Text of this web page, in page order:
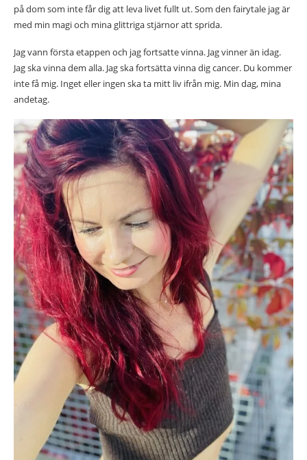
på dom som inte får dig att leva livet fullt ut. Som den fairytale jag är
med min magi och mina glittriga stjärnor att sprida.
Jag vann första etappen och jag fortsatte vinna. Jag vinner än idag.
Jag ska vinna dem alla. Jag ska fortsätta vinna dig cancer. Du kommer
inte få mig. Inget eller ingen ska ta mitt liv ifrån mig. Min dag, mina
andetag.